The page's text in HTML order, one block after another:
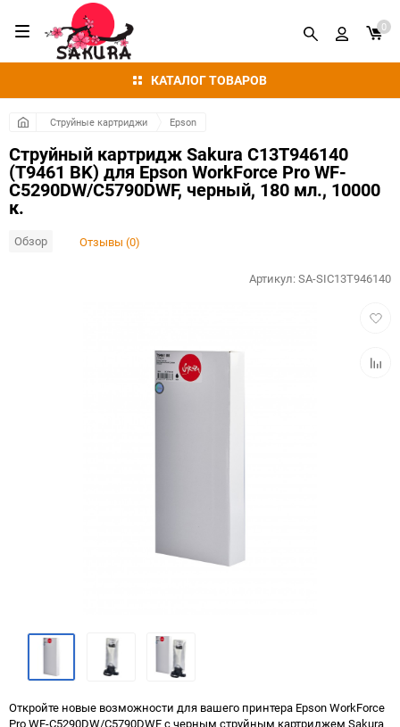
КАТАЛОГ ТОВАРОВ
0
Струйные картриджи Epson
Струйный картридж Sakura C13T946140
(T9461 BK) для Epson WorkForce Pro WF-
C5290DW/C5790DWF, черный, 180 мл., 10000
к.
Обзор Отзывы (0)
Артикул:SA-SIC13T946140
Откройте новые возможности для вашего принтера Epson WorkForce
Pro WF-C5290DW/C5790DWF с черным струйным картриджем Sakura